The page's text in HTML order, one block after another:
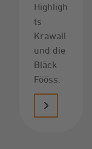
Highligh
ts
Krawall
und die
Bläck
Fööss.